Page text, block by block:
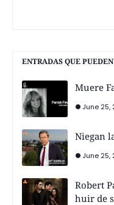
ENTRADAS QUE
Muere
June 25,
Niegan
June 25,
Robert
huir de